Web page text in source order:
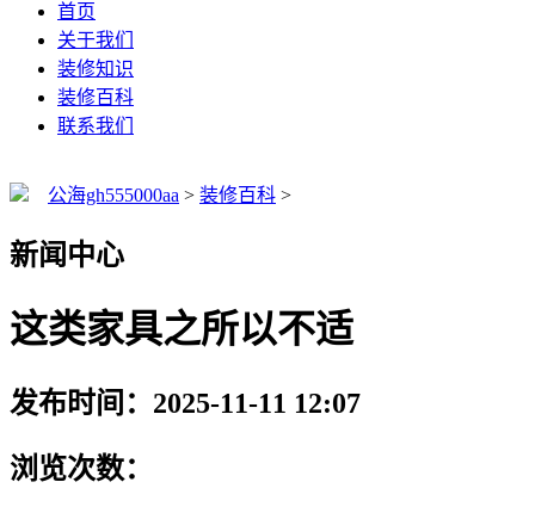
首页
关于我们
装修知识
装修百科
联系我们
公海gh555000aa > 装修百科 >
新闻中心
这类家具之所以不适
发布时间：2025-11-11 12:07
浏览次数：